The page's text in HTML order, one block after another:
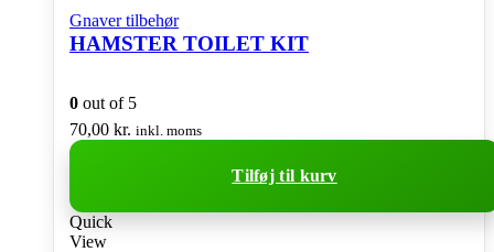
Gnaver tilbehør
HAMSTER TOILET KIT
0 out of 5
70,00 kr. inkl. moms
Tilføj til kurv
Quick
View